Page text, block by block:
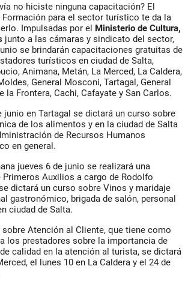
no hiciste ninguna capacitación? El
Formación para el sector turístico te da la
Impulsadas por el Ministerio de Cultura,
junto a las cámaras y sindicato del sector,
se brindarán capacitaciones gratuitas de
turísticos en ciudad de Salta,
Animana, Metán, La Merced, La Caldera,
General Mosconi, Tartagal, General
la Frontera, Cachi, Cafayate y San Carlos.
junio en Tartagal se dictará un curso sobre
de los alimentos y en la ciudad de Salta
de Recursos Humanos
en general.
jueves 6 de junio se realizará una
Auxilios a cargo de Rodolfo
dictará un curso sobre Vinos y maridaje
gastronómico, brigada de salón, personal
ciudad de Salta.
Atención al Cliente, que tiene como
los prestadores sobre la importancia de
calidad en la atención al turista, se dictará
el lunes 10 en La Caldera y el 24 de